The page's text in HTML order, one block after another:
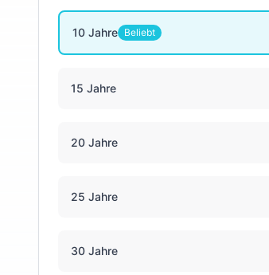
10 Jahre Beliebt
15 Jahre
20 Jahre
25 Jahre
30 Jahre